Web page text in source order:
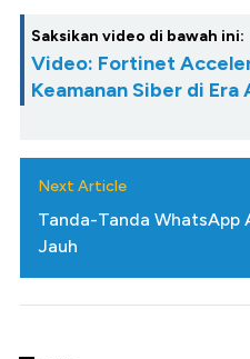
Saksikan video di bawah ini:
Video: Fortinet
Keamanan Siber di Era
Next Article
Tanda-Tanda WhatsApp
Jauh